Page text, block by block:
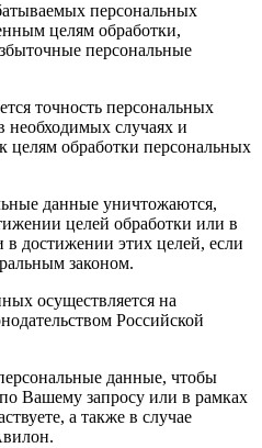
персональных
целям обработки,
персональные
точность персональных
необходимых случаях и
целям обработки персональных
данные уничтожаются,
целей обработки или в
в достижении этих целей, если
законом.
осуществляется на
Российской
данные, чтобы
Вашему запросу или в рамках
а также в случае